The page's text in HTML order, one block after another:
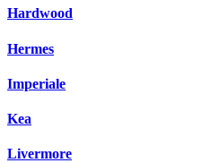
Hardwood
Hermes
Imperiale
Kea
Livermore